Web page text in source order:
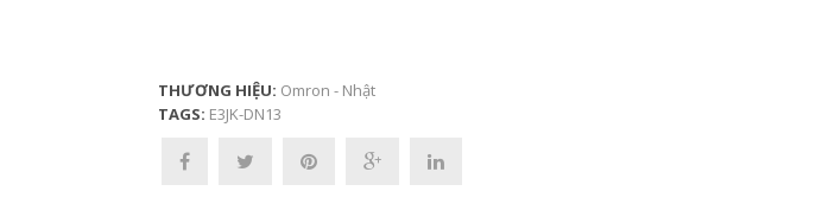
THƯƠNG HIỆU: Omron - Nhật
TAGS: E3JK-DN13